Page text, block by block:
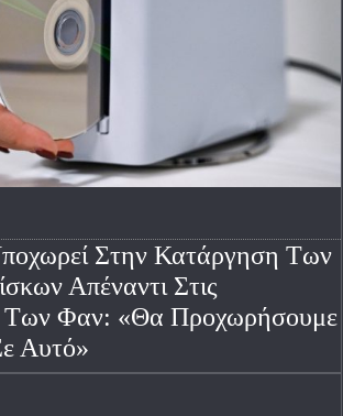
Στην Κατάργηση Των
Απέναντι Στις
Των Φαν: «Θα Προχωρήσουμε
Αυτό»